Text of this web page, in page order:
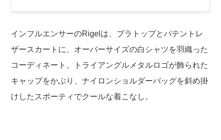
インフルエンサーのRigelは、ブラトップとパテントレ
ザースカートに、オーバーサイズの白シャツを羽織った
コーディネート。トライアングルメタルロゴが飾られた
キャップをかぶり、ナイロンショルダーバッグを斜め掛
けしたスポーティでクールな着こなし。